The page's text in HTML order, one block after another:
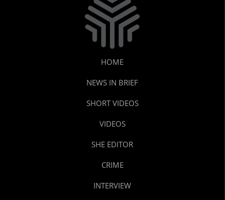
HOME
NEWS IN BRIEF
SHORT VIDEOS
VIDEOS
SHE EDITOR
CRIME
INTERVIEW